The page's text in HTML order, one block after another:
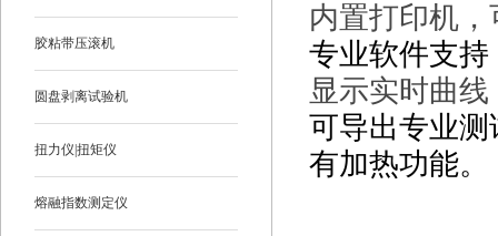
胶粘带压滚机
圆盘剥离试验机
扭力仪|扭矩仪
熔融指数测定仪
内置打印机
专业软件支
显示实时曲
可导出专业测
有加热功能。